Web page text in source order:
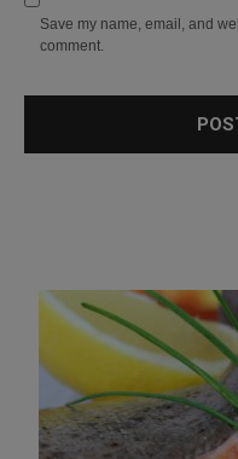
Save my name, email, and
comment.